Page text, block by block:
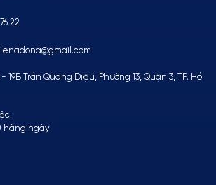
22
- 19B Trần Quang Diệu, Phường 13, Quận 3, TP. Hồ
hàng ngày